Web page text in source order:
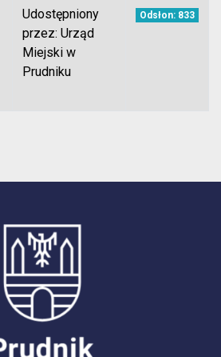
Udostępniony
przez: Urząd
Miejski w
Prudniku
Odsłon: 833